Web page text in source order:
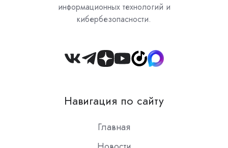
информационных технологий и
кибербезопасности.
Join
Slack
Навигация по сайту
Главная